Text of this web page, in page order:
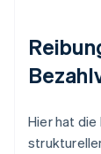
Hier hat